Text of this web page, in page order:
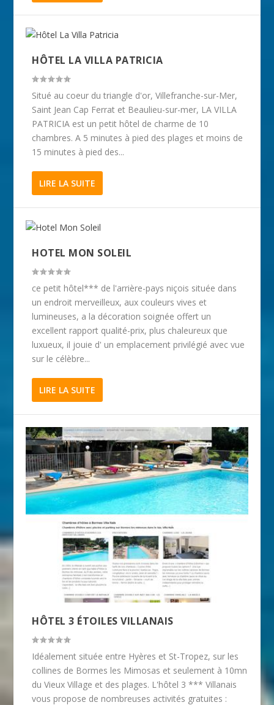
HÔTEL LA VILLA PATRICIA
Situé au coeur du triangle d'or, Villefranche-sur-Mer,
Saint Jean Cap Ferrat et Beaulieu-sur-mer, LA VILLA
PATRICIA est un petit hôtel de charme de 10
chambres. A 5 minutes à pied des plages et moins de
15 minutes à pied des...
LIRE LA SUITE
HOTEL MON SOLEIL
ce petit hôtel*** de l'arrière-pays niçois située dans
un endroit merveilleux, aux couleurs vives et
lumineuses, a la décoration soignée offert un
excellent rapport qualité-prix, plus chaleureux que
luxueux, il jouie d' un emplacement privilégié avec vue
sur le célèbre...
LIRE LA SUITE
HÔTEL 3 ÉTOILES VILLANAIS
Idéalement située entre Hyères et St-Tropez, sur les
collines de Bormes les Mimosas et seulement à 10mn
du Vieux Village et des plages. L'hôtel 3 *** Villanais
vous propose de nombreuses activités gratuites :